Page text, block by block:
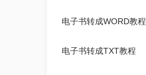
电子书转成WORD教程
电子书转成TXT教程